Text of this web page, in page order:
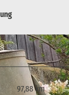
97,88 km